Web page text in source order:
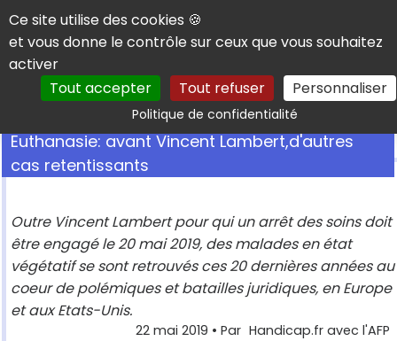
Panneau de gestion des cookies
Ce site utilise des cookies 🍪
et vous donne le contrôle sur ceux que vous souhaitez
activer
Tout accepter
Tout refuser Personnaliser
Politique de confidentialitéRechercher
Euthanasie: avant Vincent Lambert,d'autres
cas retentissants
Outre Vincent Lambert pour qui un arrêt des soins doit
être engagé le 20 mai 2019, des malades en état
végétatif se sont retrouvés ces 20 dernières années au
coeur de polémiques et batailles juridiques, en Europe
et aux Etats-Unis.
22 mai 2019 • Par Handicap.fr avec l'AFP